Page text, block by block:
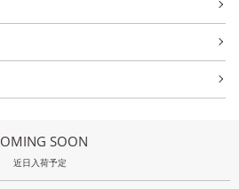
COMING SOON
近日入荷予定